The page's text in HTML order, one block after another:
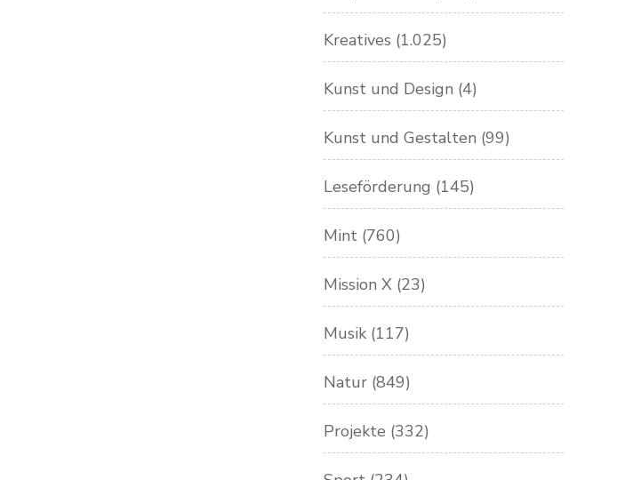
Kreatives (1.025)
Kunst und Design (4)
Kunst und Gestalten (99)
Leseförderung (145)
Mint (760)
Mission X (23)
Musik (117)
Natur (849)
Projekte (332)